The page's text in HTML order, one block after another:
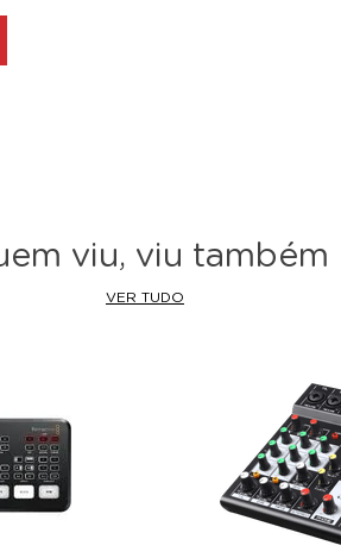
viu, viu também
VER TUDO